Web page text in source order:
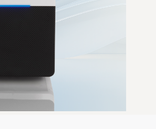
Asientos